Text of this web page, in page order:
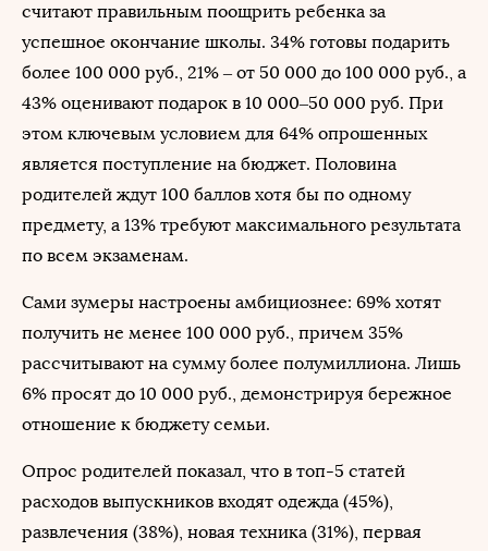
считают правильным поощрить ребенка за
успешное окончание школы. 34% готовы подарить
более 100 000 руб., 21% – от 50 000 до 100 000 руб., а
43% оценивают подарок в 10 000–50 000 руб. При
этом ключевым условием для 64% опрошенных
является поступление на бюджет. Половина
родителей ждут 100 баллов хотя бы по одному
предмету, а 13% требуют максимального результата
по всем экзаменам.
Сами зумеры настроены амбициознее: 69% хотят
получить не менее 100 000 руб., причем 35%
рассчитывают на сумму более полумиллиона. Лишь
6% просят до 10 000 руб., демонстрируя бережное
отношение к бюджету семьи.
Опрос родителей показал, что в топ-5 статей
расходов выпускников входят одежда (45%),
развлечения (38%), новая техника (31%), первая